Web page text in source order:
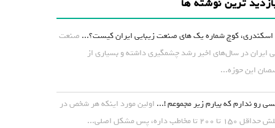
اسکندری، کوچ شماره یک های صنعت زیبایی ایران کیست؟... صنعت
ایران در سال‌های اخیر رشد چشمگیری داشته و بسیاری از
این حوزه...
رو ندارم که بیارم زیر مجموعم !... اولین مورد اینکه هر شخص در
تا ۲۰۰ تا مخاطب داره، پس مشکل اصلی...